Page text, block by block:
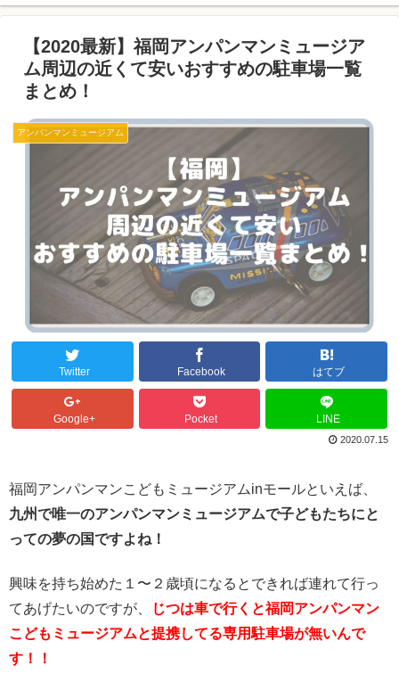
【2020最新】福岡アンパンマンミュージア
ム周辺の近くて安いおすすめの駐車場一覧
まとめ！
アンパンマンミュージアム
Twitter Facebook はてブ
Google+ Pocket LINE
2020.07.15
福岡アンパンマンこどもミュージアムinモールといえば、
九州で唯一のアンパンマンミュージアムで子どもたちにと
っての夢の国ですよね！
興味を持ち始めた１〜２歳頃になるとできれば連れて行っ
てあげたいのですが、
じつは車で行くと福岡アンパンマン
こどもミュージアムと提携してる専用駐車場が無いんで
す！！